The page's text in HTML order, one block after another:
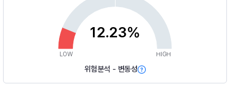
12.23%
LOW HIGH
위험분석 - 변동성